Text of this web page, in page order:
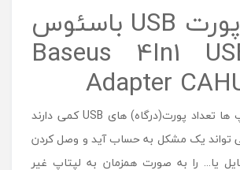
هاب 4 پورت USB باسئوس
Baseus 4In1
Adapter
بسیاری از لپ تاپ ها تعداد پورت(درگاه) های USB کمی دارند
تواند یک مشکل به حساب آید و وصل کردن
یا... را به صورت همزمان به لپتاپ غیر